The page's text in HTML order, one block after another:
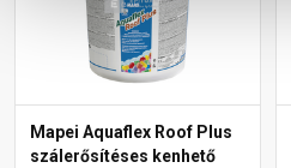
Mapei Aquaflex Roof Plus
szálerősítéses kenhető